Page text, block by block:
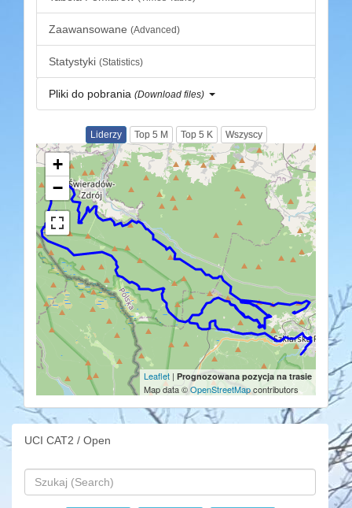
Zaawansowane (Advanced)
Statystyki (Statistics)
Pliki do pobrania (Download files)
Liderzy Top 5 M Top 5 K Wszyscy
+
−
Leaflet | Prognozowana pozycja na trasie
Map data ©OpenStreetMapcontributors
UCI CAT2 / Open